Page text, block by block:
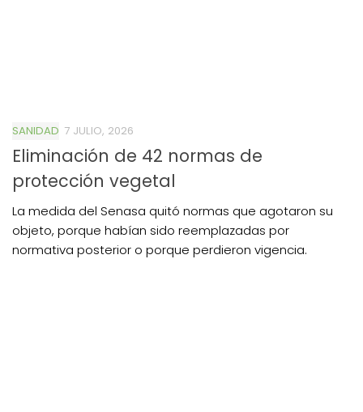
SANIDAD 7 JULIO, 2026
Eliminación de 42 normas de
protección vegetal
La medida del Senasa quitó normas que agotaron su
objeto, porque habían sido reemplazadas por
normativa posterior o porque perdieron vigencia.